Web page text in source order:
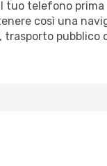
telefono prima
così una
pubblico